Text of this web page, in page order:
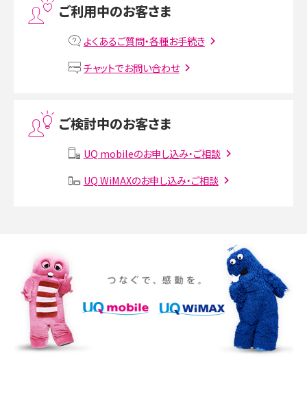
MNOとは？MVNOやMVNEとの違いやメリット・デメリットを解説
VPN接続とは？仕組みや必要性、メリット・デメリット、接続方法を解説
Instagram（インスタグラム）でスクショするとバレる？バレるケースや撮り方も解
SMSとは？料金やできること、注意点や届かない時の対処法を解説
iPhone 16eとiPhone SE（第3世代）の違いは？サイズやスペックを比較して解説
iPhone 16eとiPhone 14を徹底比較！スペック・機能の違いをわかりやすく紹介
iPhone 16シリーズのモデルを比較！価格・サイズ・カメラ性能の違いを徹底解説
iPhone 16とiPhone 15の違いは？カメラ・スペック・機能を徹底比較
ご利用中のお客さま
よくあるご質問・各種お手続き
チャットでお問い合わせ
ご検討中のお客さま
UQ mobileのお申し込み・ご相談
UQ WiMAXのお申し込み・ご相談